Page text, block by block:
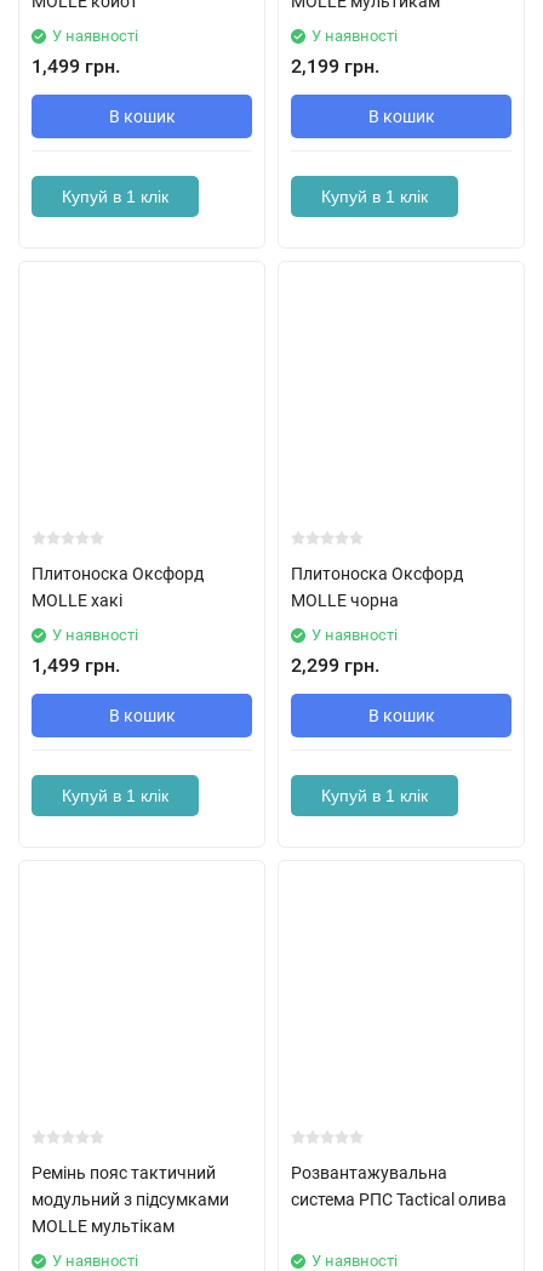
У наявності
1,499 грн.
В кошик
Купуй в 1 клік
У наявності
2,199 грн.
В кошик
Купуй в 1 клік
Плитоноска Оксфорд
MOLLE хакі
У наявності
1,499 грн.
В кошик
Купуй в 1 клік
Плитоноска Оксфорд
MOLLE чорна
У наявності
2,299 грн.
В кошик
Купуй в 1 клік
Ремінь пояс тактичний
модульний з підсумками
MOLLE мультікам
У наявності
Розвантажувальна
система РПС Tactical олива
У наявності